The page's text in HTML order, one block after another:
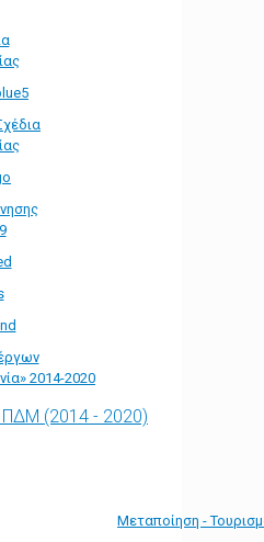
2014-2020
ΠΔΜ (2014 - 2020)
Μεταποίηση -